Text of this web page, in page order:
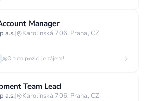
Manager
a.s.| Karolinská 706, Praha, CZ
O tuto pozici je zájem!
Team Lead
a.s.| Karolinská 706, Praha, CZ